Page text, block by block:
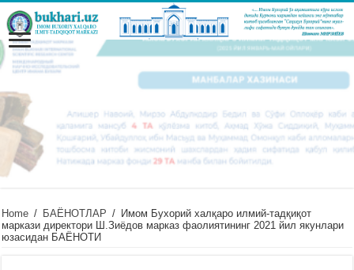
Home / БАЁНОТЛАР / Имом Бухорий халқаро илмий-тадқиқот
маркази директори Ш.Зиёдов марказ фаолиятининг 2021 йил якунлари
юзасидан БАЁНОТИ